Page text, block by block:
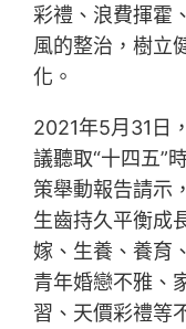
彩禮、浪費揮霍
風的整治，樹立
化。
2021年5月31日
議聽取“十四五”
策舉動報告請示
生齒持久平衡成
嫁、生養、養育
青年婚戀不雅、
習、天價彩禮等